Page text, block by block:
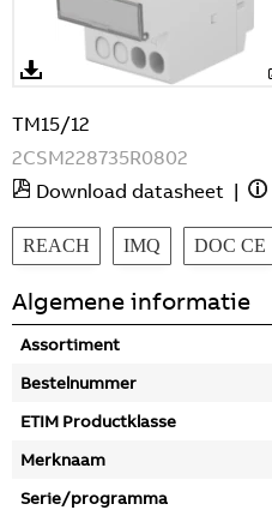
TM15/12
2CSM228735R0802
Download datasheet |
REACH IMQ DOC CE
Algemene informatie
Assortiment
Bestelnummer
ETIM Productklasse
Merknaam
Serie/programma